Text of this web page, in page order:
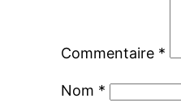
Commentaire *
Nom *